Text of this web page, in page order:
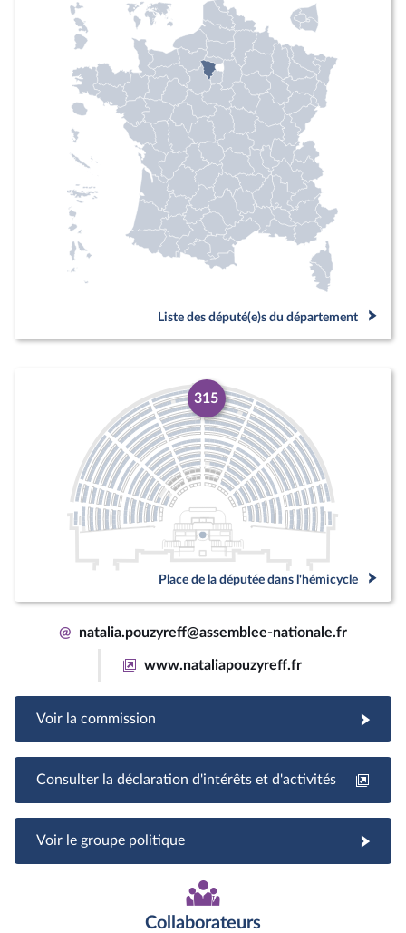
Liste des député(e)s du département
315
Place de la députée dans l'hémicycle
@ natalia.pouzyreff@assemblee-nationale.fr
www.nataliapouzyreff.fr
Voir la commission
Consulter la déclaration d'intérêts et d'activités
Voir le groupe politique
Collaborateurs